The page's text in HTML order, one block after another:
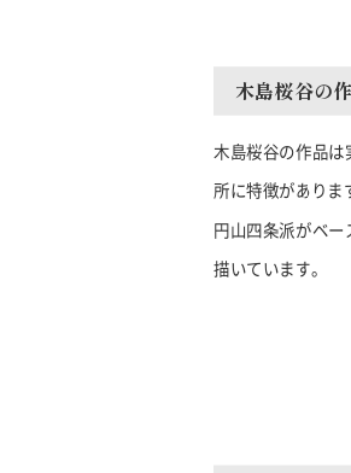
木島桜谷の
木島桜谷の作品
所に特徴がありま
円山四条派がベ
描いています。